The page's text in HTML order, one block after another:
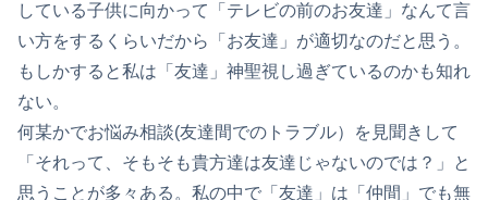
している子供に向かって「テレビの前のお友達」なんて言
い方をするくらいだから「お友達」が適切なのだと思う。
もしかすると私は「友達」神聖視し過ぎているのかも知れ
ない。
何某かでお悩み相談(友達間でのトラブル）を見聞きして
「それって、そもそも貴方達は友達じゃないのでは？」と
思うことが多々ある。私の中で「友達」は「仲間」でも無